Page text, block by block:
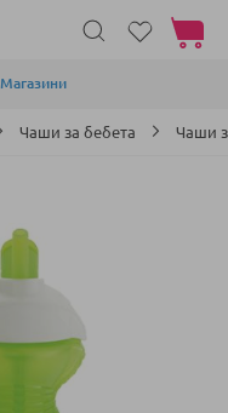
Магазини
Моята
Чаши за бебета Чаши